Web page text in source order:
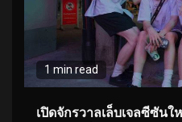
1 min read
เปิดจักรวาลเล็บเจลซีซันใ